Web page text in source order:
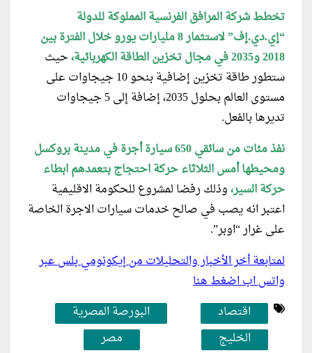
تخطط شركة المرافق الفرنسية المملوكة للدولة
“إي.دي.إف” لاستثمار 8 مليارات يورو خلال الفترة بين
2018 و2035 في مجال تخزين الطاقة الكهربائية،
حيث
ستطور طاقة تخزين إضافية بنحو 10 جيجاوات على
مستوى العالم بحلول 2035، إضافة إلى 5 جيجاوات
تديرها بالفعل.
نفذ مئات من سائقي 650 سيارة أجرة في مدينة بروكسل
ومحيطها أمس الثلاثاء حركة احتجاج بتعمدهم ابطاء
حركة السير،وذلك رفضا لمشروع للحكومة الاقليمية
اعتبر انه يصب في صالح خدمات سيارات الاجرة الخاصة
على غرار “اوبر”.
لمتابعة أخر الأخبار والتحليلات من إيكونومي بلس عبر
واتس اب اضغط هنا
اقتصاد
البورصة المصرية
الخليج
مصر